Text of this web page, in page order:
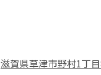
滋賀県草津市野村1丁